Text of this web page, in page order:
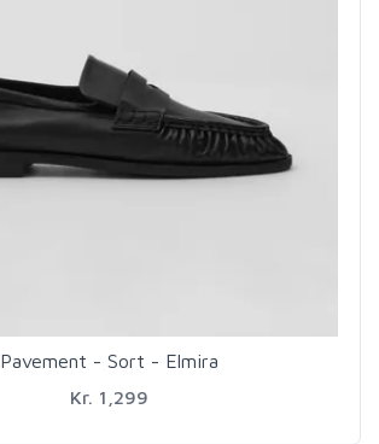
Pavement - Sort - Elmira
Kr. 1,299